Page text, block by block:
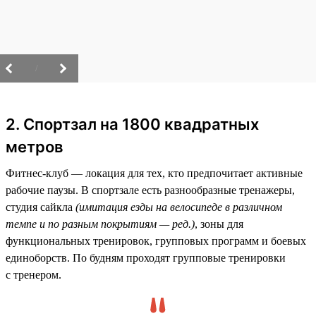
2. Спортзал на 1800 квадратных
метров
Фитнес-клуб — локация для тех, кто предпочитает активные
рабочие паузы. В спортзале есть разнообразные тренажеры,
студия сайкла (имитация езды на велосипеде в различном
темпе и по разным покрытиям — ред.), зоны для
функциональных тренировок, групповых программ и боевых
единоборств. По будням проходят групповые тренировки
с тренером.